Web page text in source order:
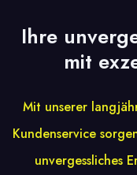
Ihre
mit
Mit unserer
Kundenservice
unvergessliches